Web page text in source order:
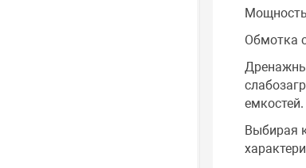
Обмотка
емкостей.
Выбирая